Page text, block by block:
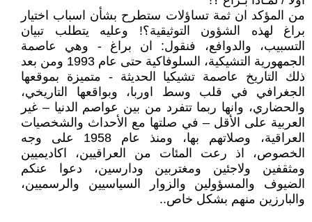
من المؤكد ان ثمة تساؤلات ستطرح بشأن اسباب اختيار
براغ لهذه الشؤون التوثيقية؟! وعليه يتطلب تبيان
التسبيب، والدوافع، فنقول: ان براغ - وهي عاصمة
الجمهورية التشيكية، السلوفاكية حتى عام 1993 ومن بعد
ذلك التاريخ عاصمة تشيكيا الحديثة - متميزة بموقعها
الجغرافي في قلب وسط اوربا، وبواقعها التاريخي،
والحضاري، وانها ربما تتفرد من بين عواصم الدنيا – غير
العربية على الأقل – في صلتها مع الأحداث والشخصيات
العراقية، وصلاتهم بها، ومنذ عام 1958 على وجه
الخصوص، اذ رعت المئات من العراقيين، اكاديميين
ومثقفين ولاجئين ومغتربين ودارسين، دعوا عنكم
الضيوف والمسؤولين والزوار السياسيين والرسميين،
والبارزين منهم بشكل خاص..